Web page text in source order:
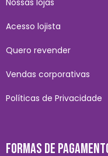
Acesso lojista
Quero revender
Vendas corporativas
Políticas de Privacidade
FORMAS DE